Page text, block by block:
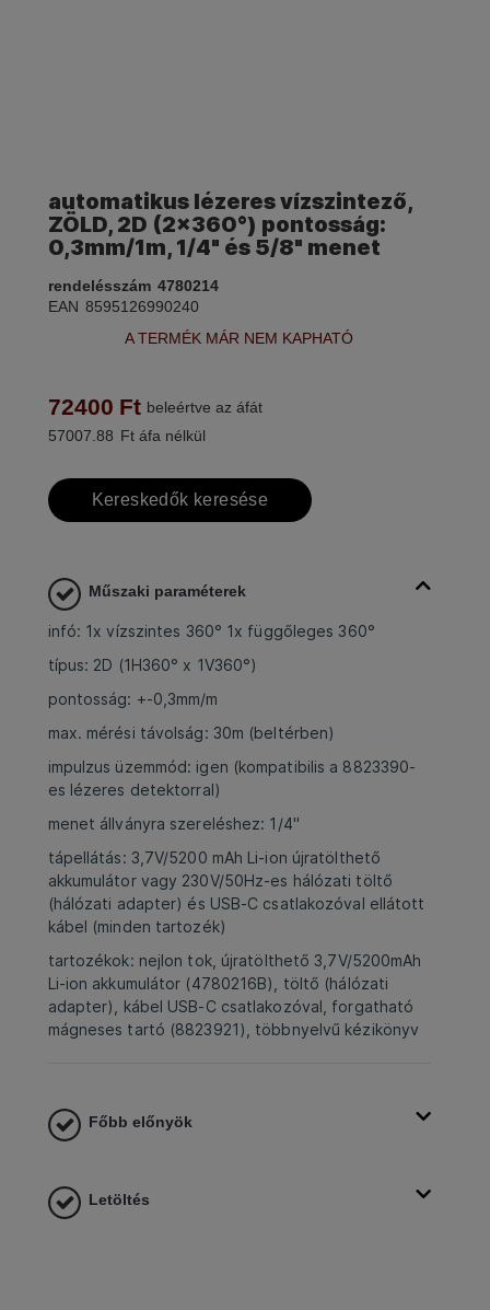
automatikus lézeres vízszintező,
ZÖLD, 2D (2×360°) pontosság:
0,3mm/1m, 1/4" és 5/8" menet
rendelésszám 4780214
EAN 8595126990240
A TERMÉK MÁR NEM KAPHATÓ
72400 Ft beleértve az áfát
57007.88 Ft áfa nélkül
Kereskedők keresése
Műszaki paraméterek
infó: 1x vízszintes 360° 1x függőleges 360°
típus: 2D (1H360° x 1V360°)
pontosság: +-0,3mm/m
max. mérési távolság: 30m (beltérben)
impulzus üzemmód: igen (kompatibilis a 8823390-
es lézeres detektorral)
menet állványra szereléshez: 1/4"
tápellátás: 3,7V/5200 mAh Li-ion újratölthető
akkumulátor vagy 230V/50Hz-es hálózati töltő
(hálózati adapter) és USB-C csatlakozóval ellátott
kábel (minden tartozék)
tartozékok: nejlon tok, újratölthető 3,7V/5200mAh
Li-ion akkumulátor (4780216B), töltő (hálózati
adapter), kábel USB-C csatlakozóval, forgatható
mágneses tartó (8823921), többnyelvű kézikönyv
Főbb előnyök
Letöltés